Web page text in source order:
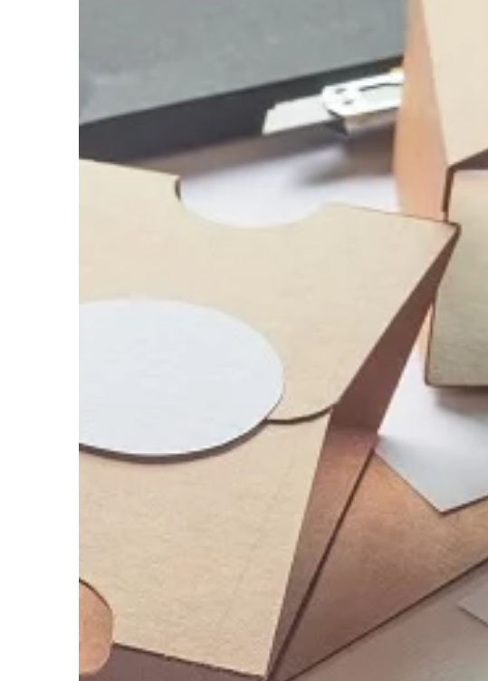
11 | 09 | 2022
Księgowość – jakie usługi
Księgowość jest jedną z
usług, jakie możesz mieć dla swojej
firmy. Nie chodzi tylko o
księgowości, ale o […]